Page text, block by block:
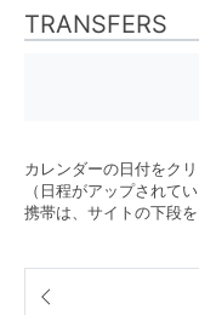
TRANSFERS
カレンダーの日付をク
（日程がアップされて
携帯は、サイトの下段を